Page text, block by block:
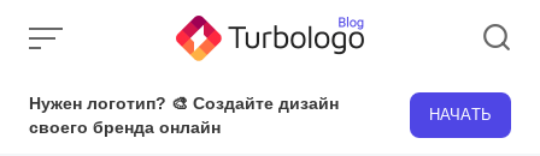
Нужен логотип? 🎨 Создайте дизайн
своего бренда онлайн
НАЧАТЬ